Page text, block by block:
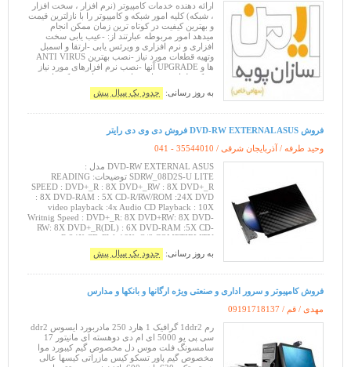
ارائه دهنده خدمات کامپیوتر (نرم افزار ، سخت افزار
، شبکه) کلیه امور شبکه و کامپیوتر را با نازلترین قیمت
و بهترین کیفیت در کوتاه ترین زمان ممکن انجام
میدهد امور مربوطه عبارتند از: -عیب یابی سخت
افزاری و نرم افزاری و ویرئس یابی -ارتقا و اسمبل
وتهیه قطعات مورد نیاز -نصب بهترین ANTI VIRUS
ها و UPGRADE آنها -نصب نرم افزارهای مورد نیاز
شبکه طراحی ، پیاده سازی و پشتیبانی شبکه های
کامپیوتری مشاور
به روز رسانی: حدود یک سال پیش
فروش DVD-RW EXTERNAL ASUS فروش دی وی دی رایتر
وحید طرفه / آذربایجان شرقی / 041 - 35544010
DVD-RW EXTERNAL ASUS مدل :
SDRW_08D2S-U LITE توضیحات: READING
SPEED : DVD+_R : 8X DVD+_RW : 8X DVD+_R
: 8X DVD-RAM : 5X CD-R/RW/ROM :24X DVD
video playback :4x Audio CD Playback : 10X
Writnig Speed : DVD+_R: 8X DVD+RW: 8X DVD-
RW: 8X DVD+_R(DL) : 6X DVD-RAM :5X CD-
R:24X CD-RW :16X :O/S COMPTIBLITY
WINDOWS8/WINDOWS10/WINDOWS
VISTA/WINDOWS XP /MAC OS X10.5 OR above
به روز رسانی: حدود یک سال پیش
فروش کامپیوتر و سرور اداری و صنعتی ویژه ارگانها و بانکها و مدارس
مهدی / قم / 09191718137
رم 1ddr2 گرافیک 1 هارد 250 مادربورد ایسوس ddr2
سی پی یو 5000 ای ام دی دوهسته ای مانیتور 17
سامسونگ فلت موس دل مخصوص گیم کیبورد موا
مخصوص گیم پاور تسکو کیس مازراتی کیسها عالی